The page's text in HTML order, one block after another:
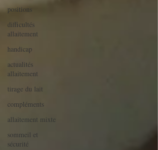
positions
difficultés
allaitement
handicap
actualités
allaitement
tirage du lait
compléments
allaitement mixte
sommeil et
sécurité